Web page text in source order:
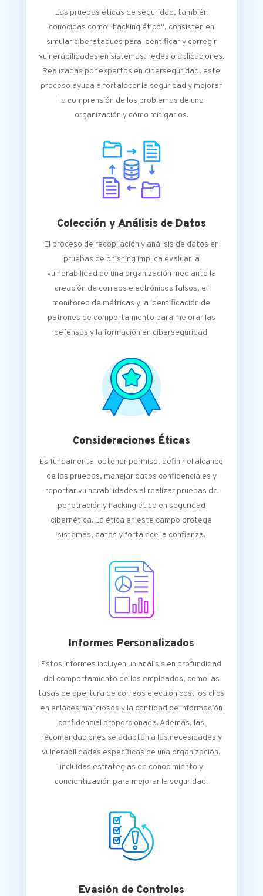
Las pruebas éticas de seguridad, también
conocidas como "hacking ético", consisten en
simular ciberataques para identificar y corregir
vulnerabilidades en sistemas, redes o aplicaciones.
Realizadas por expertos en ciberseguridad, este
proceso ayuda a fortalecer la seguridad y mejorar
la comprensión de los problemas de una
organización y cómo mitigarlos.
Colección y Análisis de Datos
El proceso de recopilación y análisis de datos en
pruebas de phishing implica evaluar la
vulnerabilidad de una organización mediante la
creación de correos electrónicos falsos, el
monitoreo de métricas y la identificación de
patrones de comportamiento para mejorar las
defensas y la formación en ciberseguridad.
Consideraciones Éticas
Es fundamental obtener permiso, definir el alcance
de las pruebas, manejar datos confidenciales y
reportar vulnerabilidades al realizar pruebas de
penetración y hacking ético en seguridad
cibernética. La ética en este campo protege
sistemas, datos y fortalece la confianza.
Informes Personalizados
Estos informes incluyen un análisis en profundidad
del comportamiento de los empleados, como las
tasas de apertura de correos electrónicos, los clics
en enlaces maliciosos y la cantidad de información
confidencial proporcionada. Además, las
recomendaciones se adaptan a las necesidades y
vulnerabilidades específicas de una organización,
incluidas estrategias de conocimiento y
concientización para mejorar la seguridad.
Evasión de Controles